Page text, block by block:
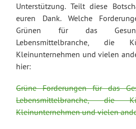
Unterstützung. Teilt diese
euren Dank. Welche
Grünen für das
Lebensmittelbranche, die
Kleinunternehmen und vielen
hier:
Grüne Forderungen für das
Lebensmittelbranche, die
Kleinunternehmen und vielen